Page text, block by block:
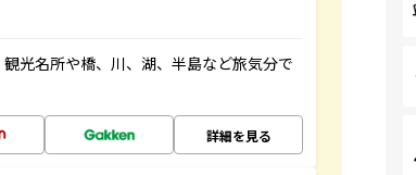
光名所や橋、川、湖、半島など旅気分で
詳細を見る